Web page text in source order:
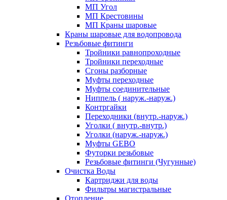
МП Угол
МП Крестовины
МП Краны шаровые
Краны шаровые для водопровода
Резьбовые фитинги
Тройники равнопроходные
Тройники переходные
Сгоны разборные
Муфты переходные
Муфты соединительные
Ниппель ( наруж.-наруж.)
Контргайки
Переходники (внутр.-наруж.)
Уголки ( внутр.-внутр.)
Уголки (наруж.-наруж.)
Муфты GEBO
Футорки резьбовые
Резьбовые фитинги (Чугунные)
Очистка Воды
Картриджи для воды
Фильтры магистральные
Отопление